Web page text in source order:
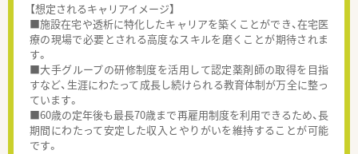
【想定されるキャリアイメージ】
■施設在宅や透析に特化したキャリアを築くことができ、在宅医
療の現場で必要とされる高度なスキルを磨くことが期待されま
す。
■大手グループの研修制度を活用して認定薬剤師の取得を目指
すなど、生涯にわたって成長し続けられる教育体制が万全に整っ
ています。
■60歳の定年後も最長70歳まで再雇用制度を利用できるため、長
期間にわたって安定した収入とやりがいを維持することが可能
です。